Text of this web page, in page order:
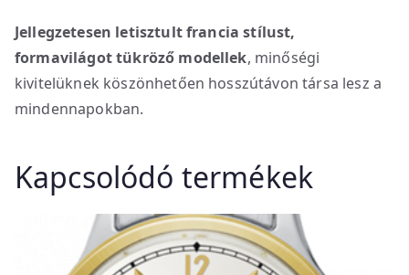
Jellegzetesen letisztult francia stílust,
formavilágot tükröző modellek, minőségi
kivitelüknek köszönhetően hosszútávon társa lesz a
mindennapokban.
Kapcsolódó termékek